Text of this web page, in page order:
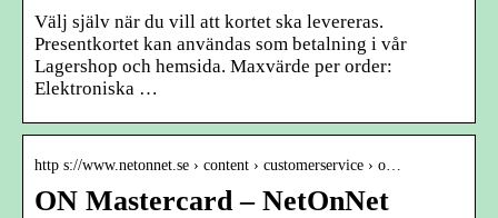
Välj själv när du vill att kortet ska levereras.
Presentkortet kan användas som betalning i vår
Lagershop och hemsida. Maxvärde per order:
Elektroniska …
http s://www.netonnet.se › content › customerservice › o…
ON Mastercard – NetOnNet